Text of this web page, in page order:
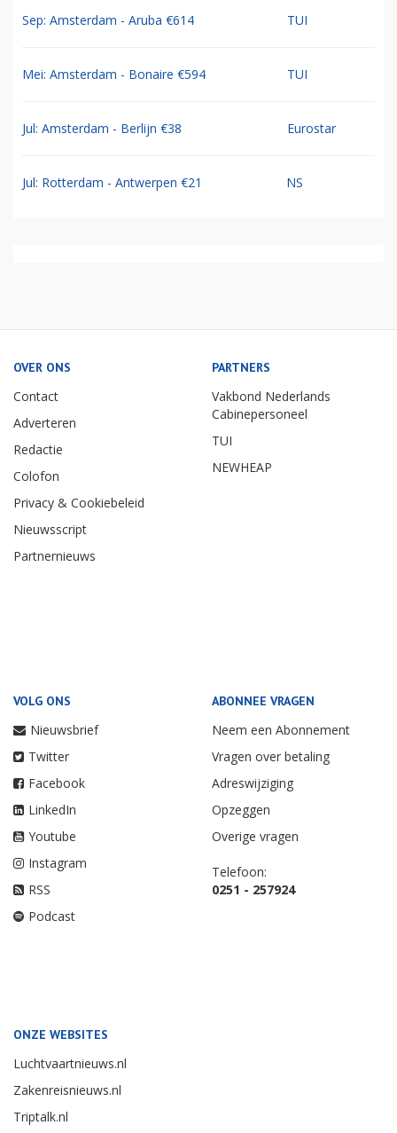
Sep: Amsterdam - Aruba €614 TUI
Mei: Amsterdam - Bonaire €594 TUI
Jul: Amsterdam - Berlijn €38 Eurostar
Jul: Rotterdam - Antwerpen €21 NS
OVER ONS
Contact
Adverteren
Redactie
Colofon
Privacy & Cookiebeleid
Nieuwsscript
Partnernieuws
PARTNERS
Vakbond Nederlands
Cabinepersoneel
TUI
NEWHEAP
VOLG ONS
Nieuwsbrief
Twitter
Facebook
LinkedIn
Youtube
Instagram
RSS
Podcast
ABONNEE VRAGEN
Neem een Abonnement
Vragen over betaling
Adreswijziging
Opzeggen
Overige vragen
Telefoon:
0251 - 257924
ONZE WEBSITES
Luchtvaartnieuws.nl
Zakenreisnieuws.nl
Triptalk.nl